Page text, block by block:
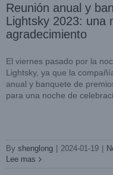
Reunión anual y
Lightsky 2023: una
agradecimiento
El viernes pasado por la
Lightsky, ya que la
anual y banquete de
By shenglong | 2024-01-19 |
Lee mas